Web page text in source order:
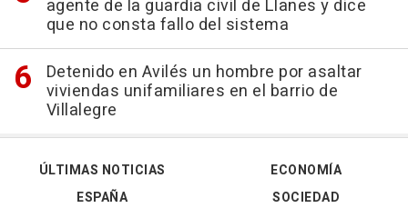
agente de la guardia civil de Llanes y dice
que no consta fallo del sistema
Detenido en Avilés un hombre por asaltar
viviendas unifamiliares en el barrio de
Villalegre
ÚLTIMAS NOTICIAS
ESPAÑA
ECONOMÍA
SOCIEDAD